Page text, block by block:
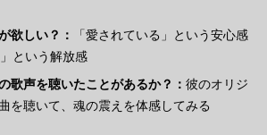
欲しい？：
「愛されている」という安心感
という解放感
歌声を聴いたことがあるか？： 彼のオリジ
を聴いて、魂の震えを体感してみる